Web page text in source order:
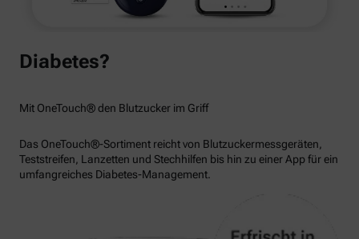
Diabetes?
Mit OneTouch® den Blutzucker im Griff
Das OneTouch®-Sortiment reicht von Blutzuckermessgeräten,
Teststreifen, Lanzetten und Stechhilfen bis hin zu einer App für ein
umfangreiches Diabetes-Management.